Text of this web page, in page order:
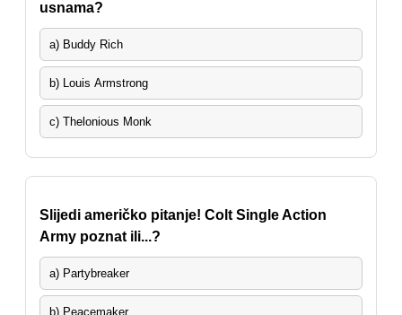
usnama?
a) Buddy Rich
b) Louis Armstrong
c) Thelonious Monk
Slijedi američko pitanje! Colt Single Action
Army poznat ili...?
a) Partybreaker
b) Peacemaker